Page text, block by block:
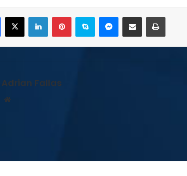
Facebook
X LinkedInPinterestSkype MessengerCompartir por correo electrónicoImprimir
Adrian Fallas